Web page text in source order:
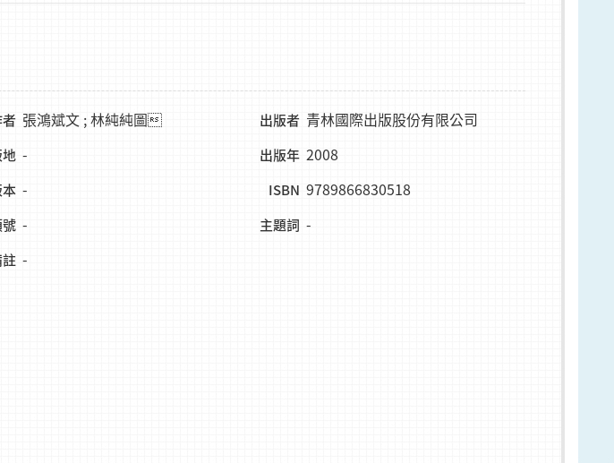
張鴻斌文 ; 林純純圖 出版者 青林國際出版股份有限公司
- 出版年 2008
- ISBN 9789866830518
- 主題詞 -
-